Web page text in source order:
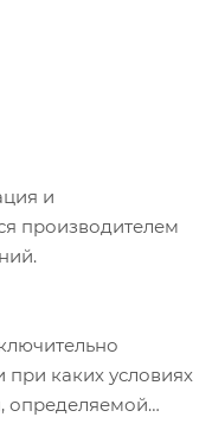
и
производителем
каких условиях
определяемой